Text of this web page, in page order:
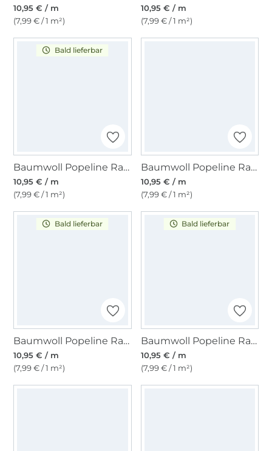
10,95 € / m
(7,99 € / 1 m²)
10,95 € / m
(7,99 € / 1 m²)
Bald lieferbar
Baumwoll Popeline Ranken 2, hellgrün
10,95 € / m
(7,99 € / 1 m²)
Baumwoll Popeline Ranken 2, tannengrün
10,95 € / m
(7,99 € / 1 m²)
Bald lieferbar
Baumwoll Popeline Ranken 2, rot
10,95 € / m
(7,99 € / 1 m²)
Bald lieferbar
Baumwoll Popeline Ranken, dunkel-türkis
10,95 € / m
(7,99 € / 1 m²)